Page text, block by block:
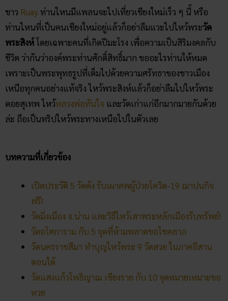
ชาว Ruay ท่านไหนมีแพลนจะไปเที่ยวเชียงใหม่เร็ว ๆ นี้ หรือ
ท่านไหนที่เป็นคนเชียงใหม่อยู่แล้วก็อย่าลืมแวะไปไหว้พระวัด
พระสิงห์โดยเฉพาะคนที่เกิดปีมะโรง เพื่อความเป็นสิริมงคลกับ
ชีวิต ว่ากันว่าองค์พระท่านศักดิ์สิทธิ์มาก ขออะไรท่านให้หมด
เพราะเป็นพระพุทธรูปที่เต็มไปด้วยความศรัทธาของชาวเมือง
เหนือทุกคนอย่างแท้จริง ไหว้พระสิงห์แล้วก็อย่าลืมไปไหว้พระ
ดอยสุเทพ ไหว้หลวงพ่อทันใจ และวัดเก่าแก่อีกมากมายกันด้วย
ล่ะ ถือเป็นทริปไหว้พระทางเหนือไปในตัวเลย
บทความที่เกี่ยวข้อง
เปิดประวัติ 5 วัดดัง รับเผาศพผู้ป่วยโควิด-19 ฌาปนกิจ
ฟรี!
วัดมิ่งเมือง จ.น่าน และวิธีไหว้เสาพระหลักเมืองรับทรัพย์!
วัดอโศการาม กับ 5 จุดที่ห้ามพลาดขอโชคลาภ
วัดนครราชสีมา ทำบุญไหว้พระ 9 วัดสวย ในภาคอีสาน
ตอนใต้
วัดแสงแก้วโพธิญาณ​ เชียงราย กับ 10 จุดหมายเหมาะขอ
หวย